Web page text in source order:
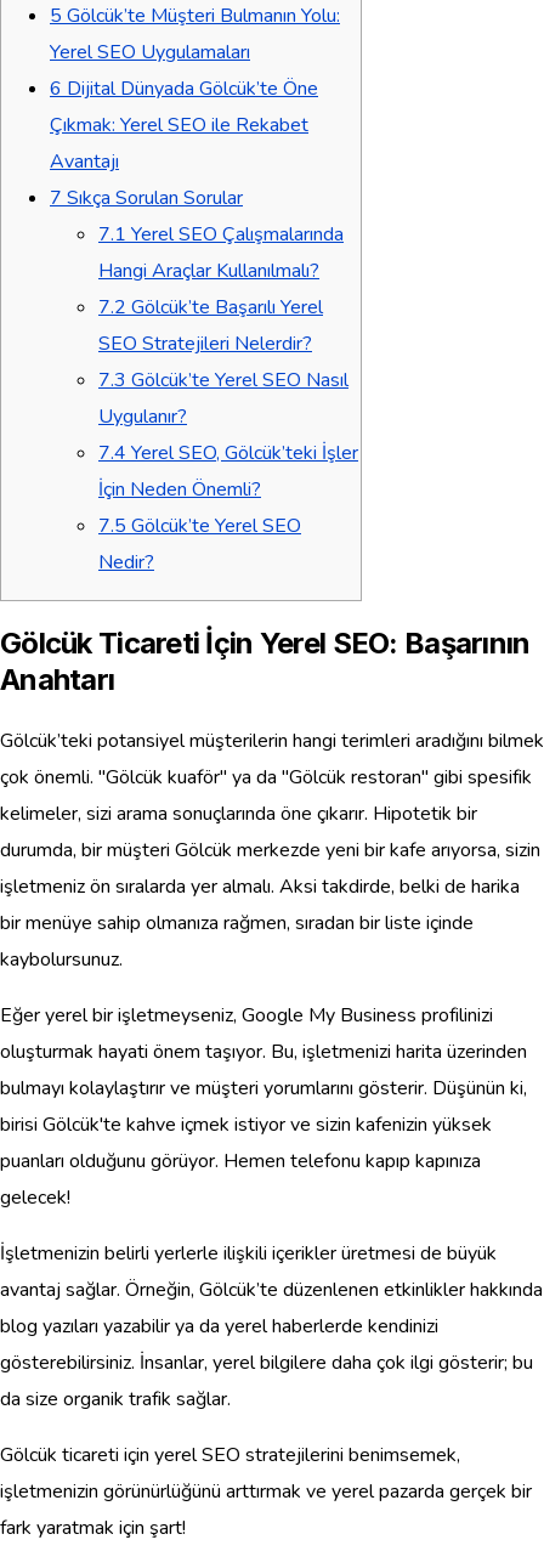
5 Gölcük’te Müşteri Bulmanın Yolu:
Yerel SEO Uygulamaları
6 Dijital Dünyada Gölcük’te Öne
Çıkmak: Yerel SEO ile Rekabet
Avantajı
7 Sıkça Sorulan Sorular
7.1 Yerel SEO Çalışmalarında
Hangi Araçlar Kullanılmalı?
7.2 Gölcük’te Başarılı Yerel
SEO Stratejileri Nelerdir?
7.3 Gölcük’te Yerel SEO Nasıl
Uygulanır?
7.4 Yerel SEO, Gölcük’teki İşler
İçin Neden Önemli?
7.5 Gölcük’te Yerel SEO
Nedir?
Gölcük Ticareti İçin Yerel SEO: Başarının
Anahtarı
Gölcük’teki potansiyel müşterilerin hangi terimleri aradığını bilmek
çok önemli. "Gölcük kuaför" ya da "Gölcük restoran" gibi spesifik
kelimeler, sizi arama sonuçlarında öne çıkarır. Hipotetik bir
durumda, bir müşteri Gölcük merkezde yeni bir kafe arıyorsa, sizin
işletmeniz ön sıralarda yer almalı. Aksi takdirde, belki de harika
bir menüye sahip olmanıza rağmen, sıradan bir liste içinde
kaybolursunuz.
Eğer yerel bir işletmeyseniz, Google My Business profilinizi
oluşturmak hayati önem taşıyor. Bu, işletmenizi harita üzerinden
bulmayı kolaylaştırır ve müşteri yorumlarını gösterir. Düşünün ki,
birisi Gölcük'te kahve içmek istiyor ve sizin kafenizin yüksek
puanları olduğunu görüyor. Hemen telefonu kapıp kapınıza
gelecek!
İşletmenizin belirli yerlerle ilişkili içerikler üretmesi de büyük
avantaj sağlar. Örneğin, Gölcük’te düzenlenen etkinlikler hakkında
blog yazıları yazabilir ya da yerel haberlerde kendinizi
gösterebilirsiniz. İnsanlar, yerel bilgilere daha çok ilgi gösterir; bu
da size organik trafik sağlar.
Gölcük ticareti için yerel SEO stratejilerini benimsemek,
işletmenizin görünürlüğünü arttırmak ve yerel pazarda gerçek bir
fark yaratmak için şart!